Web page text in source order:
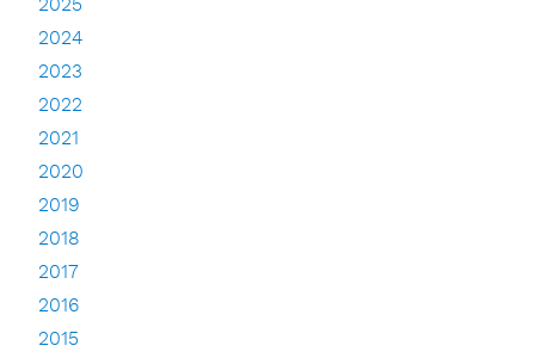
2025
2024
2023
2022
2021
2020
2019
2018
2017
2016
2015